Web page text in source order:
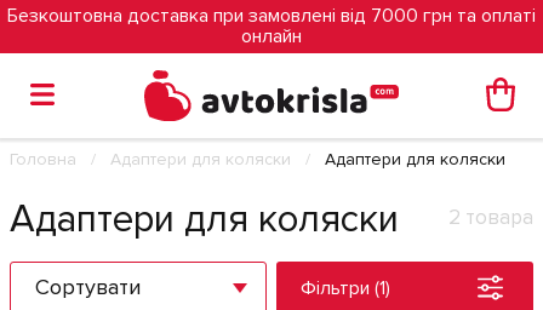
Безкоштовна доставка при замовлені від 7000 грн та оплаті
онлайн
Головна Адаптери для коляски Адаптери для коляски
Адаптери для коляски 2 товара
Сортувати Фільтри (1)